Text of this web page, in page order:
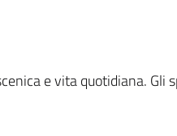
e vita quotidiana. Gli